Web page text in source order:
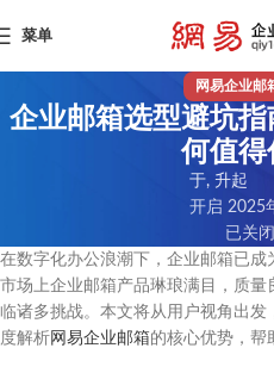
菜单
网易企业邮
企业邮箱选型避坑
何值得
于, 升起
开启 2025
已关
在数字化办公浪潮下，企业邮箱已成
市场上企业邮箱产品琳琅满目，质
临诸多挑战。本文将从用户视角出
度解析网易企业邮箱的核心优势，帮